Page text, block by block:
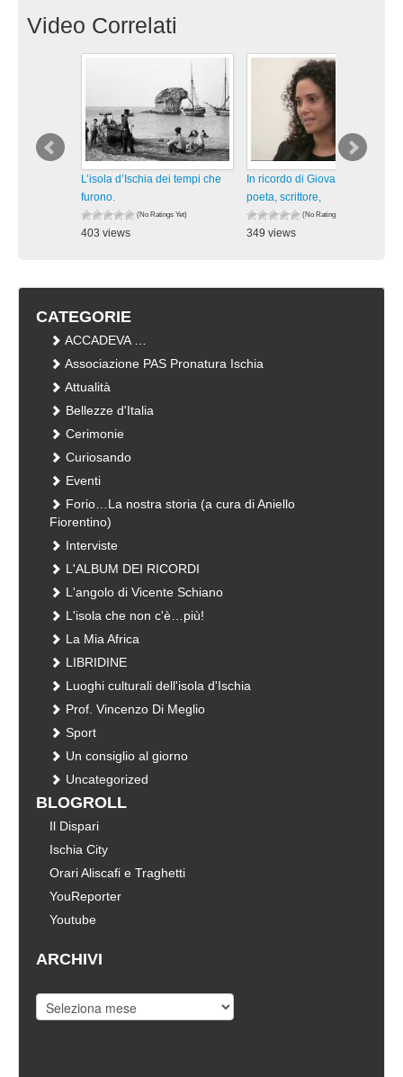
Video Correlati
L’isola d’Ischia dei tempi che
furono.
(No Ratings Yet)
403 views
In ricordo di Giovanni Verde,
poeta, scrittore,
(No Ratings Yet)
349 views
CATEGORIE
ACCADEVA …
Associazione PAS Pronatura Ischia
Attualità
Bellezze d'Italia
Cerimonie
Curiosando
Eventi
Forio…La nostra storia (a cura di Aniello
Fiorentino)
Interviste
L'ALBUM DEI RICORDI
L'angolo di Vicente Schiano
L'isola che non c'è…più!
La Mia Africa
LIBRIDINE
Luoghi culturali dell'isola d'Ischia
Prof. Vincenzo Di Meglio
Sport
Un consiglio al giorno
Uncategorized
BLOGROLL
Il Dispari
Ischia City
Orari Aliscafi e Traghetti
YouReporter
Youtube
ARCHIVI